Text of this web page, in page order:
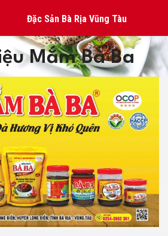
Đặc Sản Bà Rịa Vũng Tàu
Mắm Bà Ba